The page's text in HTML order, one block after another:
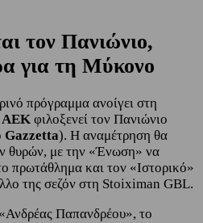
τον Πανιώνιο,
για τη Μύκονο
πρόγραμμα ανοίγει στη
ΑΕΚ φιλοξενεί τον Πανιώνιο
Gazzetta). Η αναμέτρηση θα
θυρών, με την «Ένωση» να
πρωτάθλημα και τον «Ιστορικό»
της σεζόν στη Stoiximan GBL.
Παπανδρέου», το